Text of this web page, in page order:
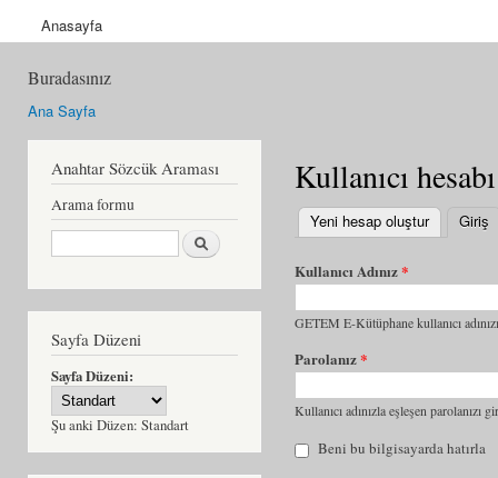
Anasayfa
Buradasınız
Ana Sayfa
Anahtar Sözcük Araması
Arama formu
Ara
Sayfa Düzeni
Sayfa Düzeni:
Şu anki Düzen: Standart
Kullanıcı hesabı
Yeni hesap oluştur Giriş
Kullanıcı Adınız*
GETEM E-Kütüphane kullanıcı
Parolanız*
Kullanıcı adınızla eşleşen parolanızı
Beni bu bilgisayarda hatırla